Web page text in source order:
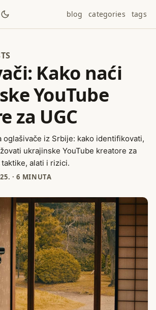
blog categories tags
Kako naći
YouTube
za UGC
oglašivače iz Srbije: kako identifikovati,
ukrajinske YouTube kreatore za
alati i rizici.
·6 MINUTA